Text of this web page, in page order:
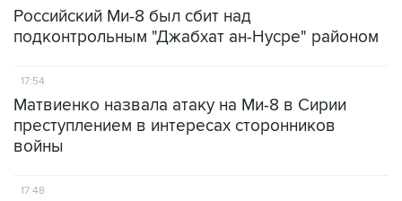
Российский Ми-8 был сбит над
подконтрольным "Джабхат ан-Нусре" районом
17:54
Матвиенко назвала атаку на Ми-8 в Сирии
преступлением в интересах сторонников
войны
17:48